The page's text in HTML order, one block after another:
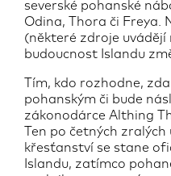
severské pohanské
Odina, Thora či Freya.
(některé zdroje uvádějí
budoucnost Islandu
Tím, kdo rozhodne,
pohanským či bude
zákonodárce Althing
Ten po četných
křesťanství se stane
Islandu, zatímco